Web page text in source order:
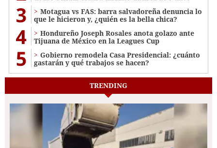
3
Motagua vs FAS: barra salvadoreña denuncia lo
que le hicieron y, ¿quién es la bella chica?
4
Hondureño Joseph Rosales anota golazo ante
Tijuana de México en la Leagues Cup
5
Gobierno remodela Casa Presidencial: ¿cuánto
gastarán y qué trabajos se hacen?
TRENDING